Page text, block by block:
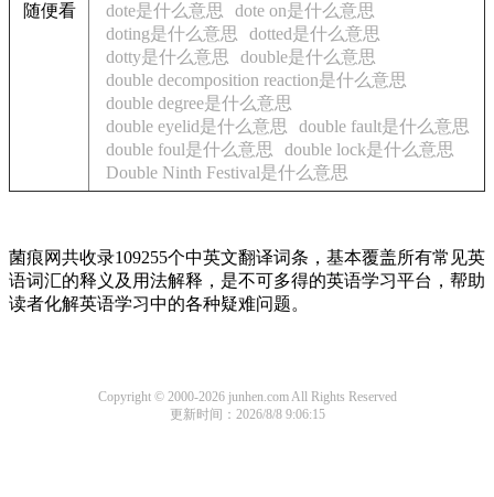
随便看
dote是什么意思
dote on是什么意思
doting是什么意思
dotted是什么意思
dotty是什么意思
double是什么意思
double decomposition reaction是什么意思
double degree是什么意思
double eyelid是什么意思
double fault是什么意思
double foul是什么意思
double lock是什么意思
Double Ninth Festival是什么意思
菌痕网共收录109255个中英文翻译词条，基本覆盖所有常见英
语词汇的释义及用法解释，是不可多得的英语学习平台，帮助
读者化解英语学习中的各种疑难问题。
Copyright © 2000-2026 junhen.com All Rights Reserved
更新时间：2026/8/8 9:06:15